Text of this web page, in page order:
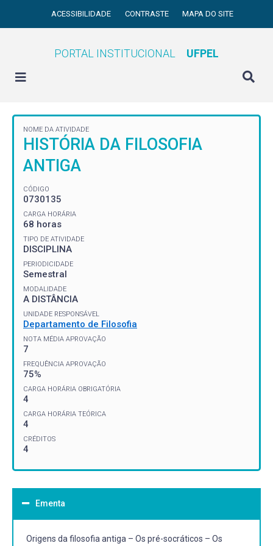
ACESSIBILIDADE CONTRASTE MAPA DO SITE
PORTAL INSTITUCIONAL UFPEL
NOME DA ATIVIDADE
HISTÓRIA DA FILOSOFIA
ANTIGA
CÓDIGO
0730135
CARGA HORÁRIA
68 horas
TIPO DE ATIVIDADE
DISCIPLINA
PERIODICIDADE
Semestral
MODALIDADE
A DISTÂNCIA
UNIDADE RESPONSÁVEL
Departamento de Filosofia
NOTA MÉDIA APROVAÇÃO
7
FREQUÊNCIA APROVAÇÃO
75%
CARGA HORÁRIA OBRIGATÓRIA
4
CARGA HORÁRIA TEÓRICA
4
CRÉDITOS
4
Ementa
Origens da filosofia antiga – Os pré-socráticos – Os